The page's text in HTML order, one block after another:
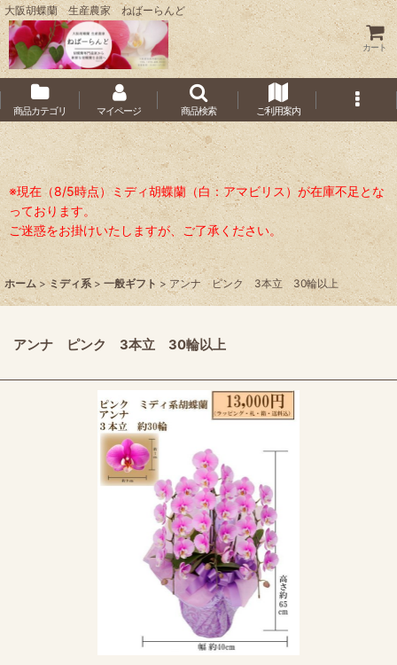
大阪胡蝶蘭 生産農家 ねばーらんど
カート
商品カテゴリ マイページ 商品検索 ご利用案内
※現在（8/5時点）ミディ胡蝶蘭（白：アマビリス）が在庫不足とな
っております。
ご迷惑をお掛けいたしますが、ご了承ください。
ホーム > ミディ系 > 一般ギフト > アンナ ピンク 3本立 30輪以上
アンナ ピンク 3本立 30輪以上